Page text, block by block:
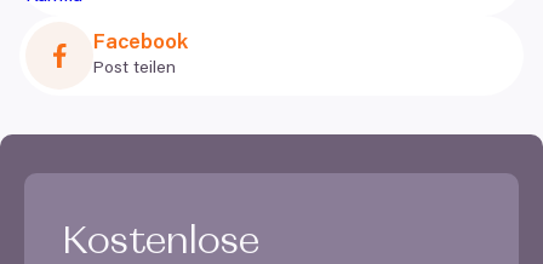
Facebook
Post teilen
Kostenlose